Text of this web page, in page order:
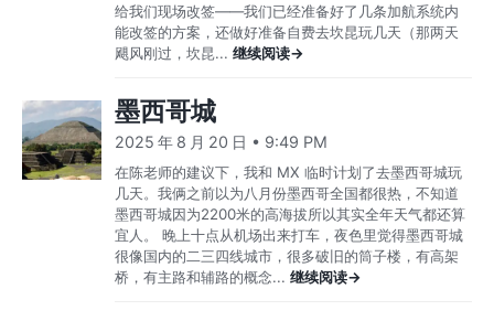
给我们现场改签——我们已经准备好了几条加航系统内
能改签的方案，还做好准备自费去坎昆玩几天（那两天
飓风刚过，坎昆... 继续阅读→
墨西哥城
2025 年 8 月 20 日 • 9:49 PM
在陈老师的建议下，我和 MX 临时计划了去墨西哥城玩
几天。我俩之前以为八月份墨西哥全国都很热，不知道
墨西哥城因为2200米的高海拔所以其实全年天气都还算
宜人。 晚上十点从机场出来打车，夜色里觉得墨西哥城
很像国内的二三四线城市，很多破旧的筒子楼，有高架
桥，有主路和辅路的概念... 继续阅读→